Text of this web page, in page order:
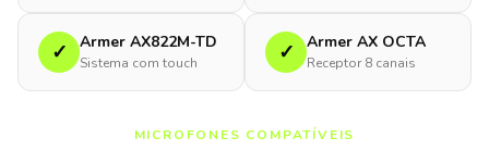
✓ Armer AX822M-TD
Sistema com touch ✓ Armer AX OCTA
Receptor 8 canais
MICROFONES COMPATÍVEIS